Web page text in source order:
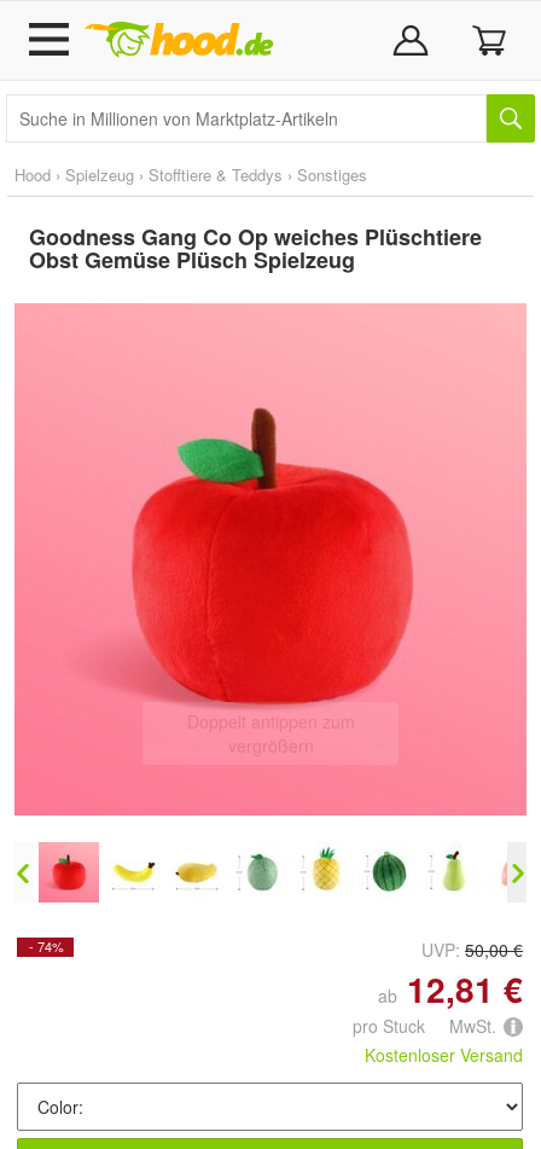
Hood › Spielzeug › Stofftiere & Teddys › Sonstiges
Goodness Gang Co Op weiches Plüschtiere
Obst Gemüse Plüsch Spielzeug
Doppelt antippen zum
vergrößern
- 74% UVP: 50,00 €
ab 12,81 €
pro Stuck MwSt.
Kostenloser Versand